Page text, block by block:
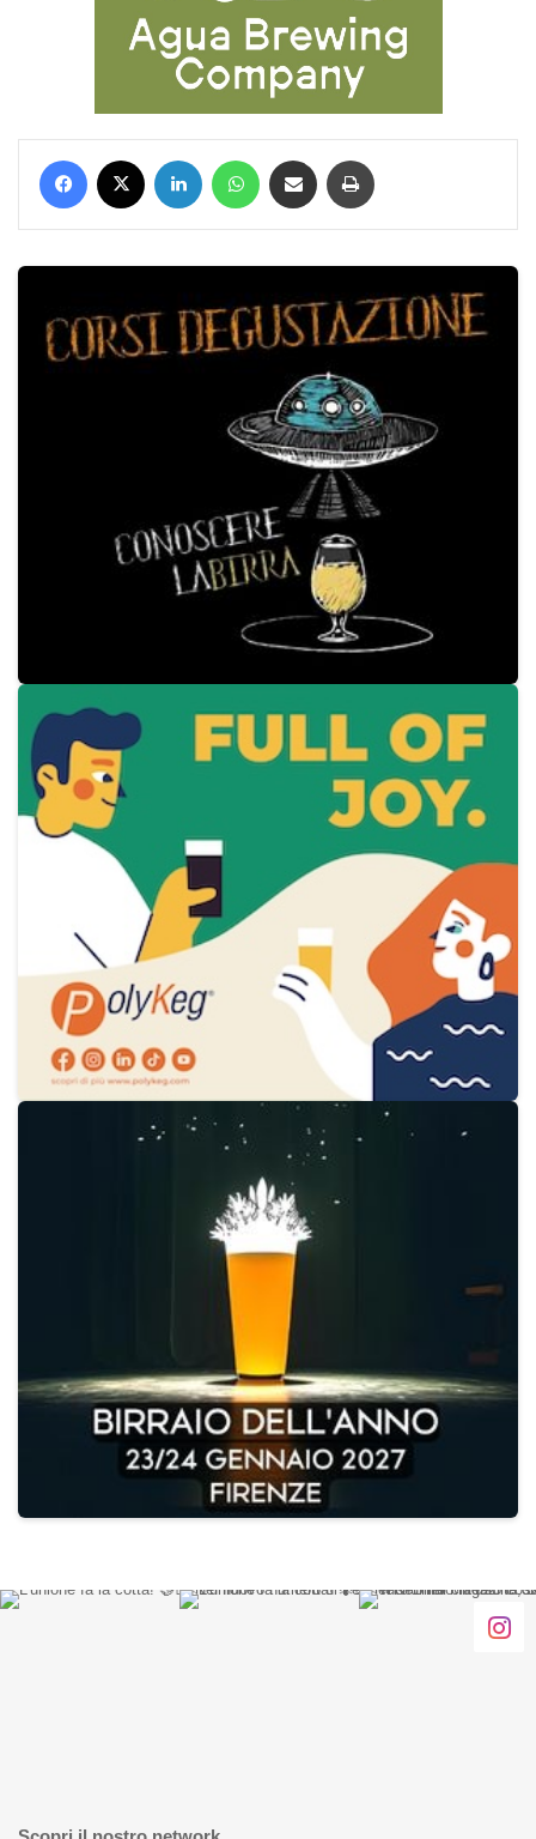
Facebook LinkedIn WhatsApp Condividi via mail